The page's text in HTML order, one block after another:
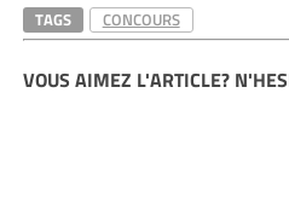
TAGS CONCOURS
VOUS AIMEZ L'ARTICLE?